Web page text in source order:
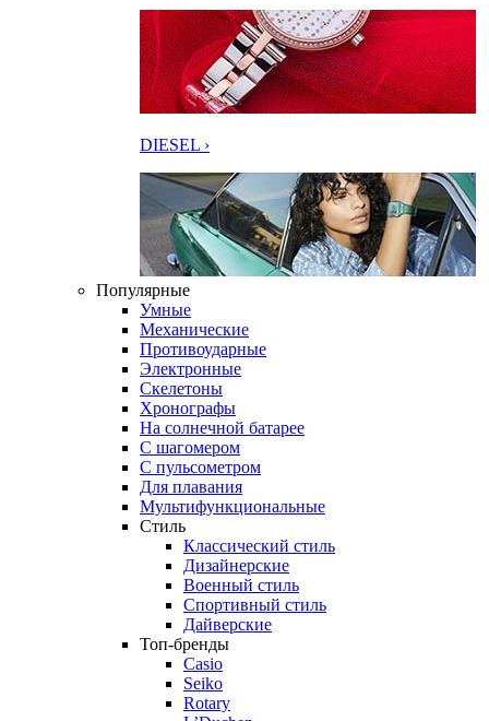
DIESEL ›
Популярные
Умные
Механические
Противоударные
Электронные
Скелетоны
Хронографы
На солнечной батарее
С шагомером
С пульсометром
Для плавания
Мультифункциональные
Стиль
Классический стиль
Дизайнерские
Военный стиль
Спортивный стиль
Дайверские
Топ-бренды
Casio
Seiko
Rotary